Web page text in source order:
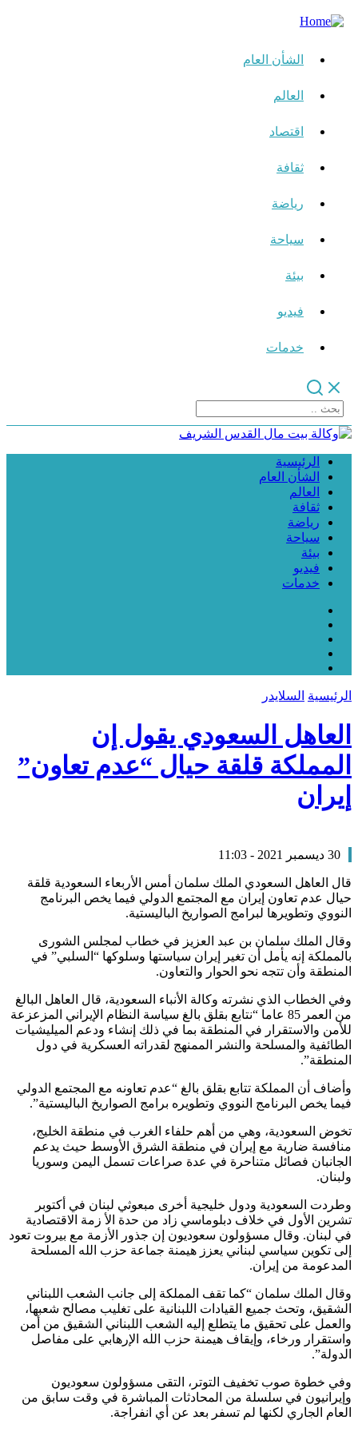
الشأن العام
العالم
اقتصاد
ثقافة
رياضة
سياحة
بيئة
فيديو
خدمات
الرئيسية
الشأن العام
العالم
ثقافة
رياضة
سياحة
بيئة
فيديو
خدمات
الرئيسية السلايدر
العاهل السعودي يقول إن
المملكة قلقة حيال “عدم تعاون”
إيران
30 ديسمبر 2021 - 11:03
قال العاهل السعودي الملك سلمان أمس الأربعاء السعودية قلقة
حيال عدم تعاون إيران مع المجتمع الدولي فيما يخص البرنامج
النووي وتطويرها لبرامج الصواريخ الباليستية.
وقال الملك سلمان بن عبد العزيز في خطاب لمجلس الشورى
بالمملكة إنه يأمل أن تغير إيران سياستها وسلوكها “السلبي” في
المنطقة وأن تتجه نحو الحوار والتعاون.
وفي الخطاب الذي نشرته وكالة الأنباء السعودية، قال العاهل البالغ
من العمر 85 عاما “نتابع بقلق بالغ سياسة النظام الإيراني المزعزعة
للأمن والاستقرار في المنطقة بما في ذلك إنشاء ودعم الميليشيات
الطائفية والمسلحة والنشر الممنهج لقدراته العسكرية في دول
المنطقة”.
وأضاف أن المملكة تتابع بقلق بالغ “عدم تعاونه مع المجتمع الدولي
فيما يخص البرنامج النووي وتطويره برامج الصواريخ الباليستية”.
تخوض السعودية، وهي من أهم حلفاء الغرب في منطقة الخليج،
منافسة ضارية مع إيران في منطقة الشرق الأوسط حيث يدعم
الجانبان فصائل متناحرة في عدة صراعات تسمل اليمن وسوريا
ولبنان.
وطردت السعودية ودول خليجية أخرى مبعوثي لبنان في أكتوبر
تشرين الأول في خلاف دبلوماسي زاد من حدة الأ زمة الاقتصادية
في لبنان. وقال مسؤولون سعوديون إن جذور الأزمة مع بيروت تعود
إلى تكوين سياسي لبناني يعزز هيمنة جماعة حزب الله المسلحة
المدعومة من إيران.
وقال الملك سلمان “كما تقف المملكة إلى جانب الشعب اللبناني
الشقيق، وتحث جميع القيادات اللبنانية على تغليب مصالح شعبها،
والعمل على تحقيق ما يتطلع إليه الشعب اللبناني الشقيق من أمن
واستقرار ورخاء، وإيقاف هيمنة حزب الله الإرهابي على مفاصل
الدولة”.
وفي خطوة صوب تخفيف التوتر، التقى مسؤولون سعوديون
وإيرانيون في سلسلة من المحادثات المباشرة في وقت سابق من
العام الجاري لكنها لم تسفر بعد عن أي انفراجة.